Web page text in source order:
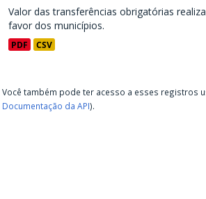
Valor das transferências obrigatórias
favor dos municípios.
PDF CSV
Você também pode ter acesso a esses registros
Documentação da API).